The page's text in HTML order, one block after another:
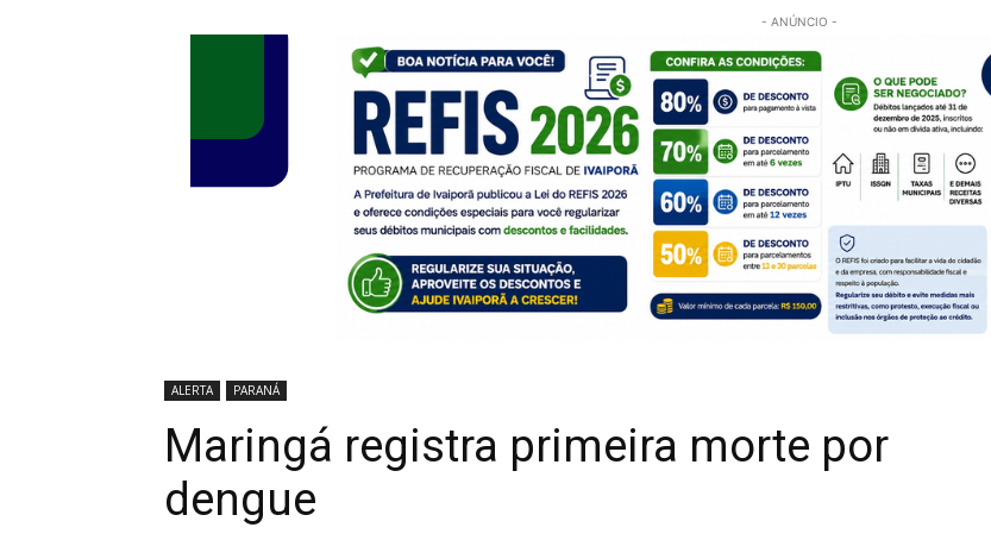
- ANÚNCIO -
ALERTA PARANÁ
Maringá registra primeira morte por
dengue